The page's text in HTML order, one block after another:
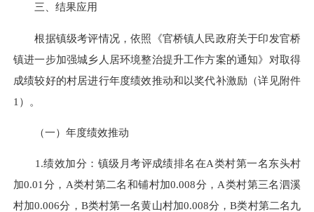
三、结果应用
根据镇级考评情况，依照《官桥镇人民政府关于印发官桥
镇进一步加强城乡人居环境整治提升工作方案的通知》对取得
成绩较好的村居进行年度绩效推动和以奖代补激励（详见附件
1）。
（一）年度绩效推动
1.绩效加分：镇级月考评成绩排名在A类村第一名东头村
加0.01分，A类村第二名和铺村加0.008分，A类村第三名泗溪
村加0.006分，B类村第一名黄山村加0.008分，B类村第二名九